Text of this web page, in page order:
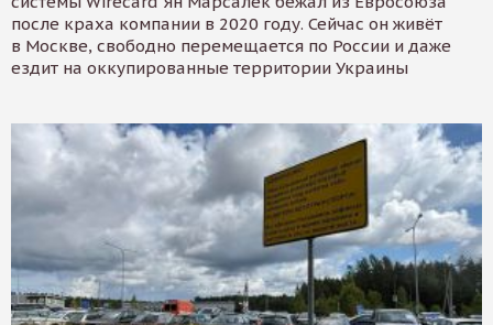
после краха компании в 2020 году. Сейчас он живёт
в Москве, свободно перемещается по России и даже
ездит на оккупированные территории Украины